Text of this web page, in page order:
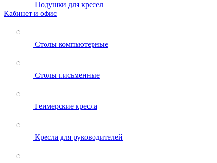
Подушки для кресел
Кабинет и офис
Столы компьютерные
Столы письменные
Геймерские кресла
Кресла для руководителей